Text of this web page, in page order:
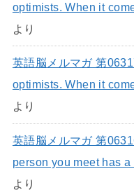
optimists. When it
より
英語脳メルマガ 第
optimists. When it
より
英語脳メルマガ 第
person you meet has a
より